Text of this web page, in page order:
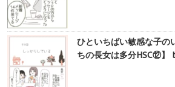
ひといちばい敏感な子の
ちの長女は多分HSC⑫】